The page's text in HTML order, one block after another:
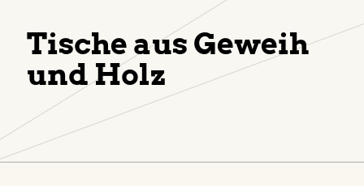
Tische aus Geweih
und Holz